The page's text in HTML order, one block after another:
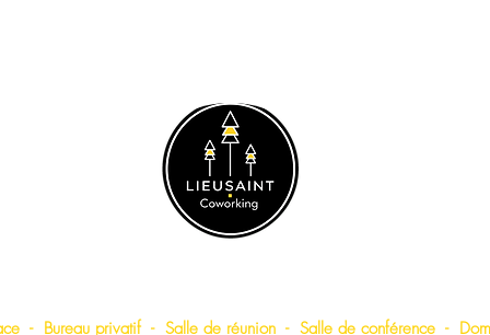
- Bureau privatif- Salle de réunion- Salle de conférence -